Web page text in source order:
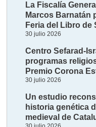
La Fiscalía
Marcos Barnatán
Feria del Libro de
30 julio 2026
Centro Sefarad-
programas
Premio Corona
30 julio 2026
Un estudio
historia genética
medieval de